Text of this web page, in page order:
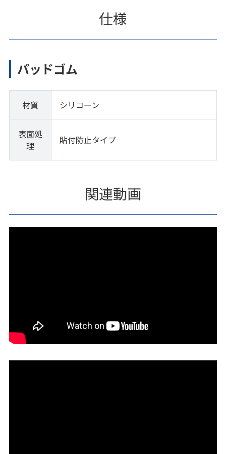
仕様
パッドゴム
材質 シリコーン
表面処
理
貼付防止タイプ
関連動画